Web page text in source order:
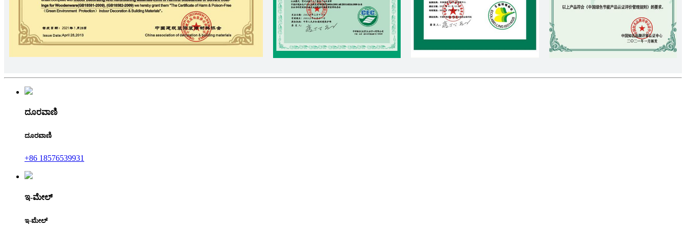
ದೂರವಾಣಿ
ದೂರವಾಣಿ
+86 18576539931
ಇ-ಮೇಲ್
ಇ-ಮೇಲ್